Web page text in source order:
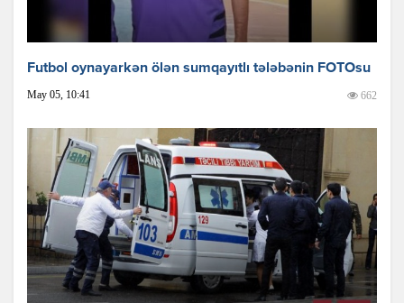
Futbol oynayarkən ölən sumqayıtlı tələbənin FOTOsu
May 05, 10:41 662